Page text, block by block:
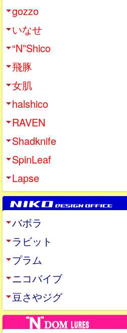
gozzo
いなせ
“N”Shico
飛豚
女肌
halshico
RAVEN
Shadknife
SpinLeaf
Lapse
バボラ
ラビット
プラム
ニコバイブ
豆さやジグ